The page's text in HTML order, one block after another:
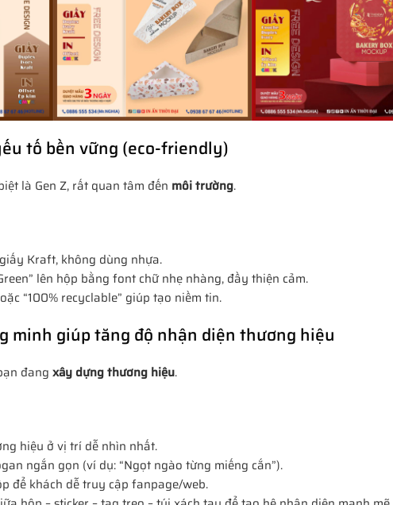
tố bền vững (eco-friendly)
là Gen Z, rất quan tâm đến môi trường.
Kraft, không dùng nhựa.
lên hộp bằng font chữ nhẹ nhàng, đầy thiện cảm.
“100% recyclable” giúp tạo niềm tin.
minh giúp tăng độ nhận diện thương hiệu
đang xây dựng thương hiệu.
hiệu ở vị trí dễ nhìn nhất.
ngắn gọn (ví dụ: “Ngọt ngào từng miếng cắn”).
để khách dễ truy cập fanpage/web.